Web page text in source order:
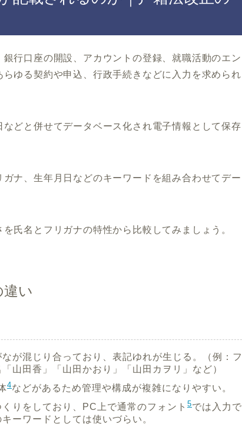
行口座の開設、アカウントの登録、就職活動のエン
らゆる契約や申込、行政手続きなどに入力を求められ
どと併せてデータベース化され電子情報として保存
ナ、生年月日などのキーワードを組み合わせてデー
氏名とフリガナの特性から比較してみましょう。
い
が混じり合っており、表記ゆれが生じる。（例：フ
山田香」「山田かおり」「山田カヲリ」など）
4などがあるため管理や構成が複雑になりやすい。
りをしており、PC上で通常のフォント 5では入力で
ーワードとしては使いづらい。